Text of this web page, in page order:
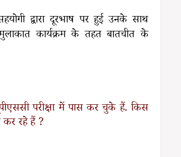
द्वारा दूरभाष पर हुई उनके साथ
कार्यक्रम के तहत बातचीत के
परीक्षा में पास कर चुके हैं. किस
रहे हैं ?